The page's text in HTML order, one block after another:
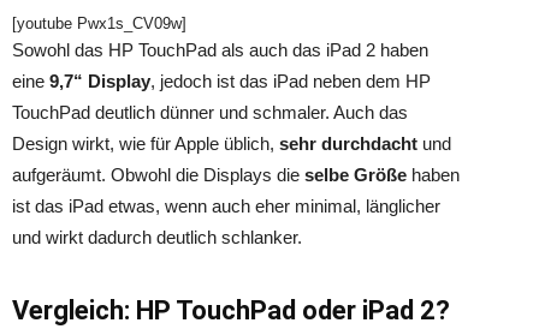
[youtube Pwx1s_CV09w]
Sowohl das HP TouchPad als auch das iPad 2 haben
eine 9,7“ Display, jedoch ist das iPad neben dem HP
TouchPad deutlich dünner und schmaler. Auch das
Design wirkt, wie für Apple üblich, sehr durchdacht und
aufgeräumt. Obwohl die Displays die selbe Größe haben
ist das iPad etwas, wenn auch eher minimal, länglicher
und wirkt dadurch deutlich schlanker.
Vergleich: HP TouchPad oder iPad 2?